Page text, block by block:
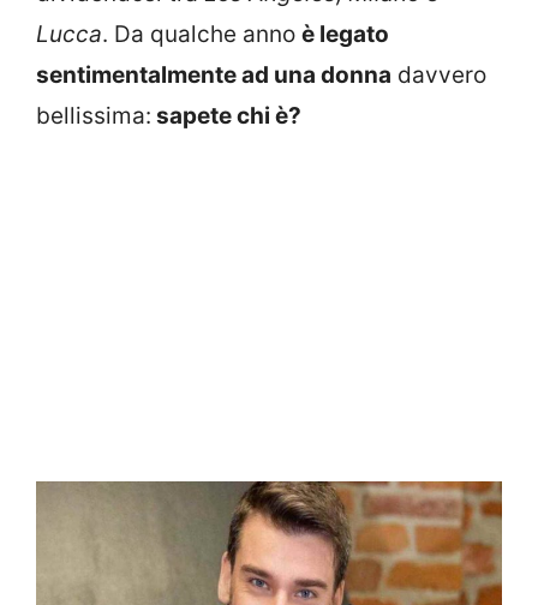
Lucca. Da qualche anno è legato
sentimentalmente ad una donna davvero
bellissima: sapete chi è?